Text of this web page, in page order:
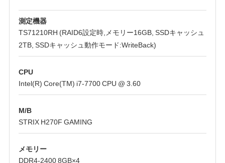
測定機器
TS71210RH (RAID6設定時,メモリー16GB, SSDキャッシュ
2TB, SSDキャッシュ動作モード:WriteBack)
CPU
Intel(R) Core(TM) i7-7700 CPU @ 3.60
M/B
STRIX H270F GAMING
メモリー
DDR4-2400 8GB×4